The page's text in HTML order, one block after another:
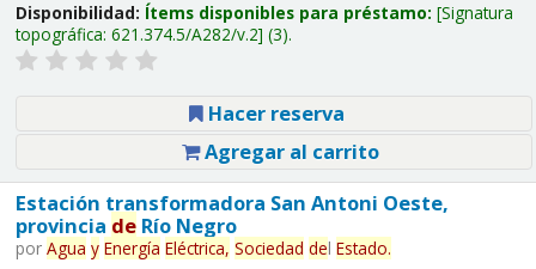
Disponibilidad: Ítems disponibles para préstamo: Signatura
topográfica: 621.374.5/A282/v.2 (3).
Hacer reserva
Agregar al carrito
Estación transformadora San Antoni Oeste,
provincia deRío Negro
por Agua y Energía Eléctrica, Sociedad del Estado.